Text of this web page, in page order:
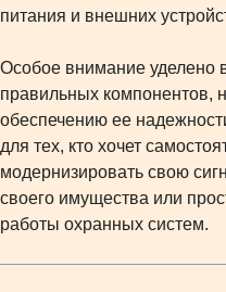
питания и внешних
Особое внимание уделено
правильных компонентов,
обеспечению ее
для тех, кто хочет
модернизировать свою
своего имущества или
работы охранных систем.